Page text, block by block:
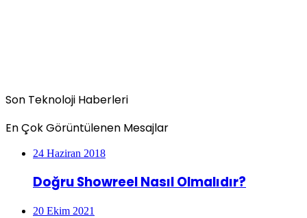
Son Teknoloji Haberleri
En Çok Görüntülenen Mesajlar
24 Haziran 2018
Doğru Showreel Nasıl Olmalıdır?
20 Ekim 2021